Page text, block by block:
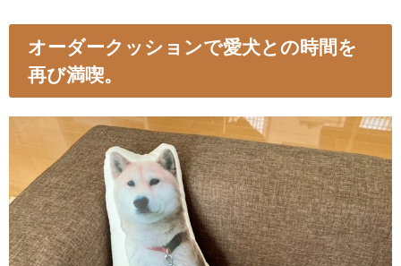
オーダークッションで愛犬との時間を
再び満喫。